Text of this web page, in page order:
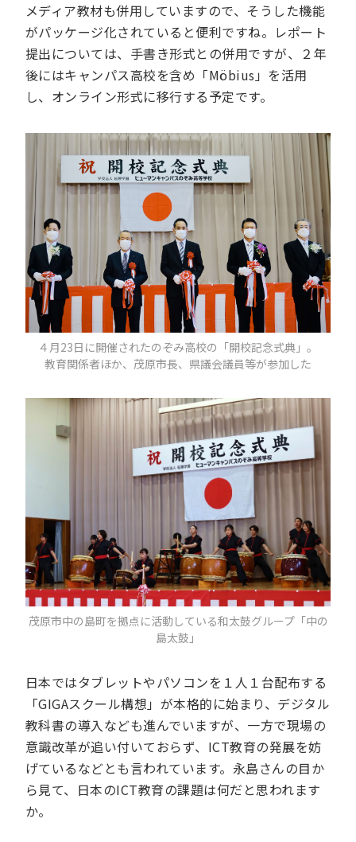
メディア教材も併用していますので、そうした機能
がパッケージ化されていると便利ですね。レポート
提出については、手書き形式との併用ですが、２年
後にはキャンパス高校を含め「Möbius」を活用
し、オンライン形式に移行する予定です。
４月23日に開催されたのぞみ高校の「開校記念式典」。
教育関係者ほか、茂原市長、県議会議員等が参加した
茂原市中の島町を拠点に活動している和太鼓グループ「中の
島太鼓」
日本ではタブレットやパソコンを１人１台配布する
「GIGAスクール構想」が本格的に始まり、デジタル
教科書の導入なども進んでいますが、一方で現場の
意識改革が追い付いておらず、ICT教育の発展を妨
げているなどとも言われています。永島さんの目か
ら見て、日本のICT教育の課題は何だと思われます
か。